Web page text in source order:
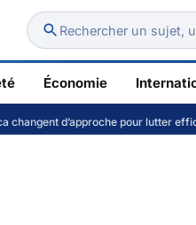
Rechercher un sujet,
Économie
d’approche pour lutter